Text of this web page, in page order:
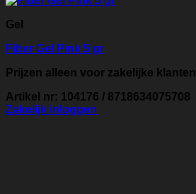
Gel
Fiber Gel Pink 5 gr
Prijzen alleen voor zakelijke klanten
Artikel nr: 104176 / 8718634075708
Zakelijk inloggen